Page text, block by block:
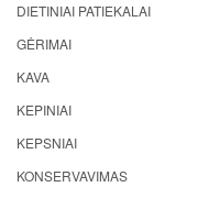
DIETINIAI PATIEKALAI
GĖRIMAI
KAVA
KEPINIAI
KEPSNIAI
KONSERVAVIMAS